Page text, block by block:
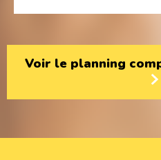
Voir le planning